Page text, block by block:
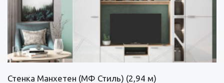
Стенка Манхетен (МФ Стиль) (2,94 м)